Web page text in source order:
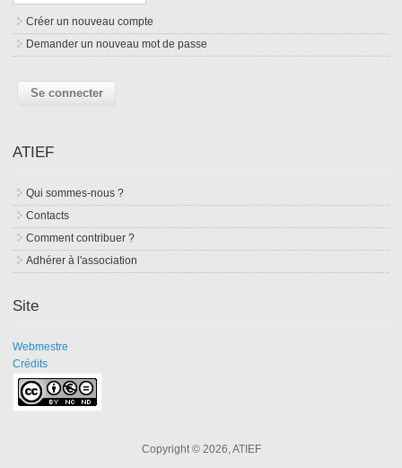
Créer un nouveau compte
Demander un nouveau mot de passe
ATIEF
Qui sommes-nous ?
Contacts
Comment contribuer ?
Adhérer à l'association
Site
Webmestre
Crédits
Copyright © 2026, ATIEF